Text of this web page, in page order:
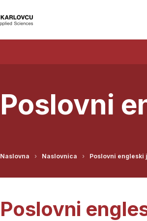
Poslovni
Naslovna Naslovnica Poslovni engleski
Poslovni